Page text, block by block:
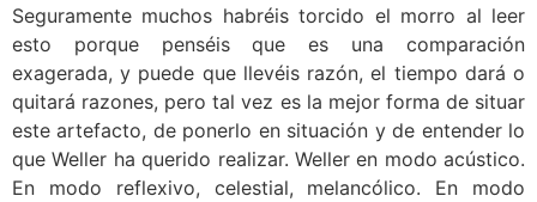
Seguramente muchos habréis torcido el morro al leer
esto porque penséis que es una comparación
exagerada, y puede que llevéis razón, el tiempo dará o
quitará razones, pero tal vez es la mejor forma de situar
este artefacto, de ponerlo en situación y de entender lo
que Weller ha querido realizar. Weller en modo acústico.
En modo reflexivo, celestial, melancólico. En modo